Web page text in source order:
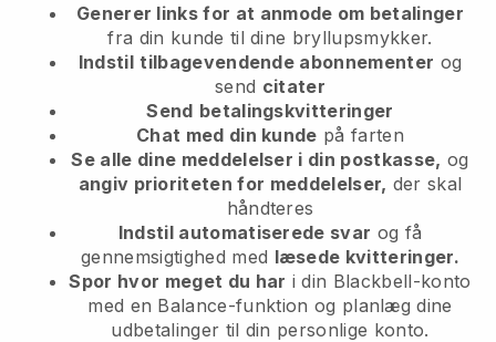
Generer links for at anmode om betalinger
fra din kunde til dine bryllupsmykker.
Indstil tilbagevendende abonnementer og
send citater
Send betalingskvitteringer
Chat med din kunde på farten
Se alle dine meddelelser i din postkasse, og
angiv prioriteten for meddelelser, der skal
håndteres
Indstil automatiserede svar og få
gennemsigtighed med læsede kvitteringer.
Spor hvor meget du har i din Blackbell-konto
med en Balance-funktion og planlæg dine
udbetalinger til din personlige konto.